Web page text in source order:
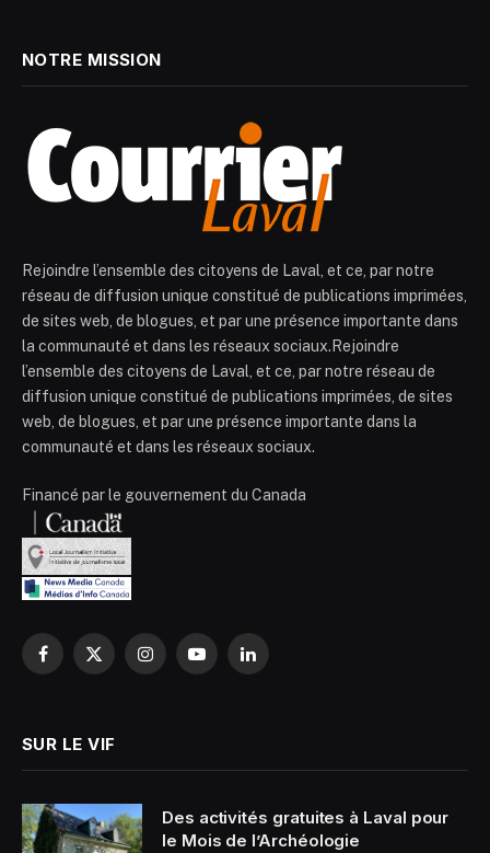
NOTRE MISSION
Rejoindre l’ensemble des citoyens de Laval, et ce, par notre
réseau de diffusion unique constitué de publications imprimées,
de sites web, de blogues, et par une présence importante dans
la communauté et dans les réseaux sociaux.Rejoindre
l’ensemble des citoyens de Laval, et ce, par notre réseau de
diffusion unique constitué de publications imprimées, de sites
web, de blogues, et par une présence importante dans la
communauté et dans les réseaux sociaux.
Financé par le gouvernement du Canada
Facebook
X
InstagramYouTubeLinkedIn
SUR LE VIF
Des activités gratuites à Laval pour
le Mois de l’Archéologie